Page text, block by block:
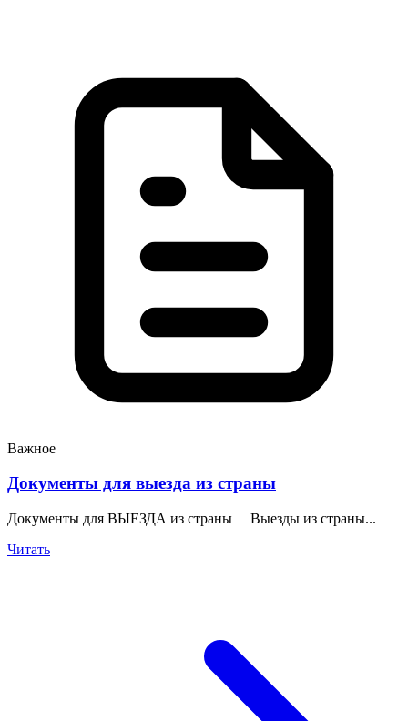
Важное
Документы для выезда из страны
Документы для ВЫЕЗДА из страны Выезды из страны...
Читать